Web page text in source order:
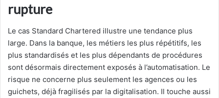
rupture
Le cas Standard Chartered illustre une tendance plus
large. Dans la banque, les métiers les plus répétitifs, les
plus standardisés et les plus dépendants de procédures
sont désormais directement exposés à l’automatisation. Le
risque ne concerne plus seulement les agences ou les
guichets, déjà fragilisés par la digitalisation. Il touche aussi